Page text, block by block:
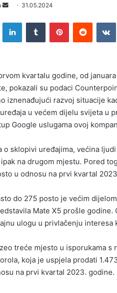
n
d
e
m
a
i
l
31.05.2024
kvartalu godine, od
pokazali su podaci
iznenađujući razvoj situacije
u većem dijelu svijeta u
Google uslugama ovoj
o sklopivi uređajima, većina
na drugom mjestu. Pored
u odnosu na prvi kvartal
do 275 posto je većim
Mate X5 prošle
ulogu u privlačenju
treće mjesto u isporukama
koja je uspjela prodati
na prvi kvartal 2023. godine.